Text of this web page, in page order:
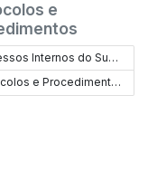
e
Processos Internos do Suporte
Protocolos e Procedimentos